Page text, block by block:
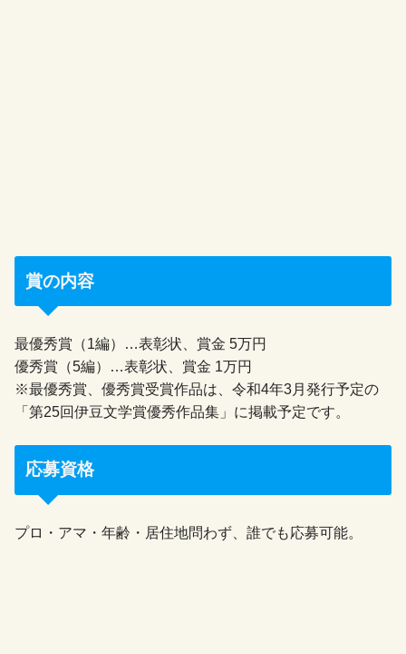
賞の内容
最優秀賞（1編）…表彰状、賞金 5万円
優秀賞（5編）…表彰状、賞金 1万円
※最優秀賞、優秀賞受賞作品は、令和4年3月発行予定の
「第25回伊豆文学賞優秀作品集」に掲載予定です。
応募資格
プロ・アマ・年齢・居住地問わず、誰でも応募可能。